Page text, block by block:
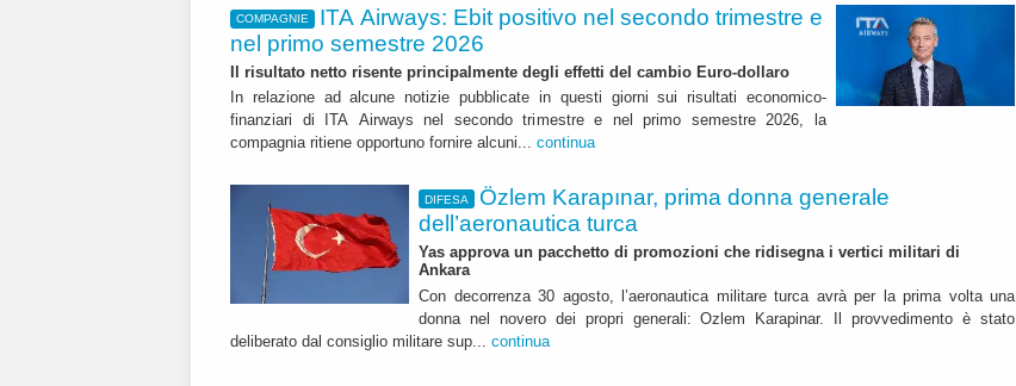
COMPAGNIE
ITA Airways: Ebit positivo nel secondo trimestre e
nel primo semestre 2026
Il risultato netto risente principalmente degli effetti del cambio Euro-dollaro
In relazione ad alcune notizie pubblicate in questi giorni sui risultati economico-
finanziari di ITA Airways nel secondo trimestre e nel primo semestre 2026, la
compagnia ritiene opportuno fornire alcuni... continua
DIFESA
Özlem Karapınar, prima donna generale
dell’aeronautica turca
Yas approva un pacchetto di promozioni che ridisegna i vertici militari di
Ankara
Con decorrenza 30 agosto, l’aeronautica militare turca avrà per la prima volta una
donna nel novero dei propri generali: Ozlem Karapinar. Il provvedimento è stato
deliberato dal consiglio militare sup... continua